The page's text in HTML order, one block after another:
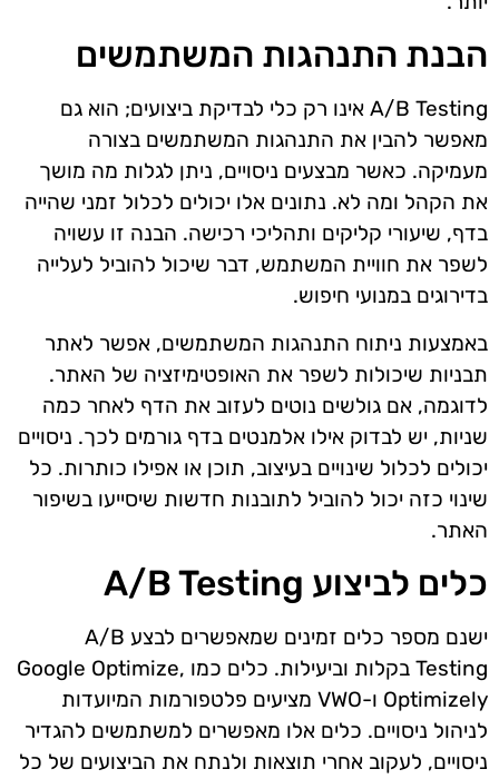
הבנת התנהגות המשתמשים
A/B Testing אינו רק כלי לבדיקת ביצועים; הוא גם
מאפשר להבין את התנהגות המשתמשים בצורה
מעמיקה. כאשר מבצעים ניסויים, ניתן לגלות מה מושך
את הקהל ומה לא. נתונים אלו יכולים לכלול זמני שהייה
בדף, שיעורי קליקים ותהליכי רכישה. הבנה זו עשויה
לשפר את חוויית המשתמש, דבר שיכול להוביל לעלייה
בדירוגים במנועי חיפוש.
באמצעות ניתוח התנהגות המשתמשים, אפשר לאתר
תבניות שיכולות לשפר את האופטימיזציה של האתר.
לדוגמה, אם גולשים נוטים לעזוב את הדף לאחר כמה
שניות, יש לבדוק אילו אלמנטים בדף גורמים לכך. ניסויים
יכולים לכלול שינויים בעיצוב, תוכן או אפילו כותרות. כל
שינוי כזה יכול להוביל לתובנות חדשות שיסייעו בשיפור
האתר.
כלים לביצוע A/B Testing
ישנם מספר כלים זמינים שמאפשרים לבצע A/B
Testing בקלות וביעילות. כלים כמו Google Optimize,
Optimizely ו-VWO מציעים פלטפורמות המיועדות
לניהול ניסויים. כלים אלו מאפשרים למשתמשים להגדיר
ניסויים, לעקוב אחרי תוצאות ולנתח את הביצועים של כל